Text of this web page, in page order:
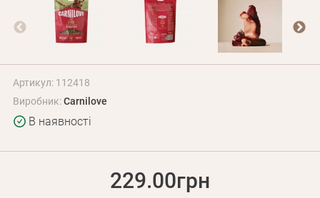
Артикул: 112418
Виробник:Carnilove
В наявності
229.00грн